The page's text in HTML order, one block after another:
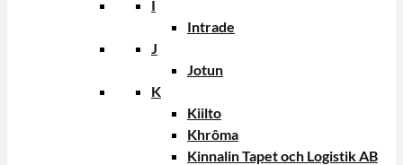
I
Intrade
J
Jotun
K
Kiilto
Khrôma
Kinnalin Tapet och Logistik AB